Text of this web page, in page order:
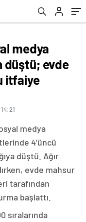
medya
düştü; evde
itfaiye
medya
4’üncü
düştü. Ağır
evde mahsur
tarafından
başlattı.
sıralarında